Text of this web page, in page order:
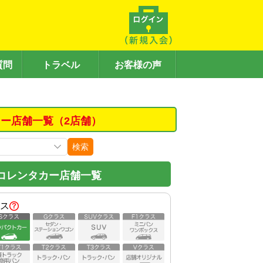
問 トラベル お客様の声
店舗一覧（2店舗）
検索
レンタカー店舗一覧